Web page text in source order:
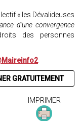
« les Dévalideuses
d’une convergence
des personnes
GRATUITEMENT
IMPRIMER